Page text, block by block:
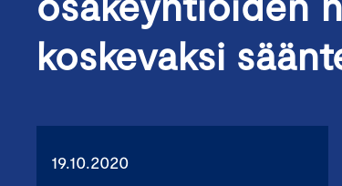
koskevaksi
19.10.2020